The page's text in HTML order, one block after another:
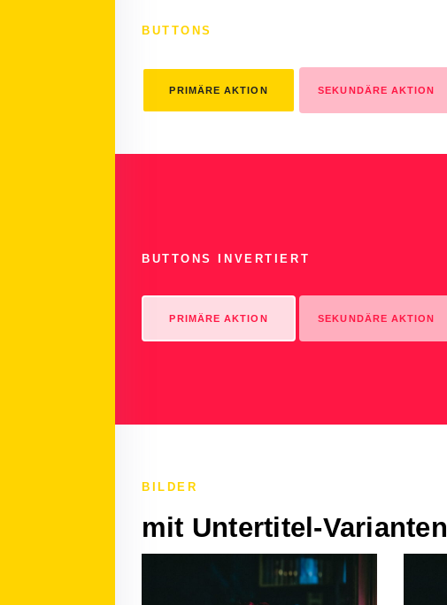
BUTTONS
PRIMÄRE AKTION SEKUNDÄRE AKTION
BUTTONS INVERTIERT
PRIMÄRE AKTION SEKUNDÄRE AKTION
BILDER
mit Untertitel-Varianten